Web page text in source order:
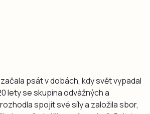
psát v dobách, kdy svět vypadal
lety se skupina odvážných a
spojit své síly a založila sbor,